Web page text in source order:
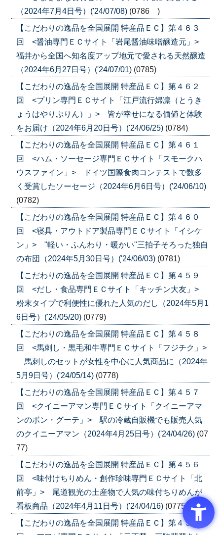
（2024年7月4日号）('24/07/08) (0786 )
【こだわりの逸品を全国展開 特産品ＥＣ】第４６３
回 <醤油専門ＥＣサイト「岩尾醤油味噌醸造元」>
福井から全国へ知名度アップ地元で愛される天然醸造
（2024年6月27日号）('24/07/01) (0785)
【こだわりの逸品を全国展開 特産品ＥＣ】第４６２
回 <プリン専門ＥＣサイト「江戸流行婦凛（とうき
ょうはやりぷりん）」> 皆が幸せになる価値と体験
をお届け（2024年6月20日号）('24/06/25) (0784)
【こだわりの逸品を全国展開 特産品ＥＣ】第４６１
回 <ハム・ソーセージ専門ＥＣサイト「スモークハ
ウスファイン」> ドイツ国際食肉コンテストで数多
く受賞したソーセージ（2024年6月6日号）('24/06/10)
(0782)
【こだわりの逸品を全国展開 特産品ＥＣ】第４６０
回 <寝具・アウトドア製品専門ＥＣサイト「イシケ
ン」> "軽い・ふんわり・暖かい"三拍子そろった独自
の布団（2024年5月30日号）('24/06/03) (0781)
【こだわりの逸品を全国展開 特産品ＥＣ】第４５９
回 <だし・食品専門ＥＣサイト「キッチン大友」>
粉末タイプで利便性に優れた人気のだし（2024年5月1
6日号）('24/05/20) (0779)
【こだわりの逸品を全国展開 特産品ＥＣ】第４５８
回 <馬刺し・黒毛和牛専門ＥＣサイト「フジチク」>
馬刺しのセットが女性を中心に人気商品に（2024年
5月9日号）('24/05/14) (0778)
【こだわりの逸品を全国展開 特産品ＥＣ】第４５７
回 <クイニーアマン専門ＥＣサイト「クイニーアマ
ンのボン・グーテ」> 駅の冷蔵自販機でも販売人気
のクイニーアマン（2024年4月25日号）('24/04/26) (07
77)
【こだわりの逸品を全国展開 特産品ＥＣ】第４５６
回 <味付けちりめん・創作珍味専門ＥＣサイト「北
前亭」> 尾道観光の土産物で人気の味付ちりめんが
看板商品（2024年4月11日号）('24/04/16) (0775)
【こだわりの逸品を全国展開 特産品ＥＣ】第４５５